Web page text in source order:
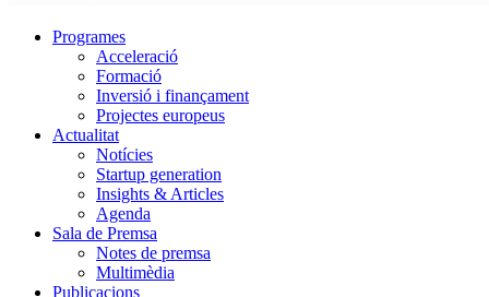
Programes
Acceleració
Formació
Inversió i finançament
Projectes europeus
Actualitat
Notícies
Startup generation
Insights & Articles
Agenda
Sala de Premsa
Notes de premsa
Multimèdia
Publicacions